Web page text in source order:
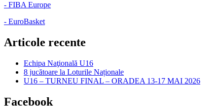
- FIBA Europe
- EuroBasket
Articole recente
Echipa Naţională U16
8 jucătoare la Loturile Naționale
U16 – TURNEU FINAL – ORADEA 13-17 MAI 2026
Facebook